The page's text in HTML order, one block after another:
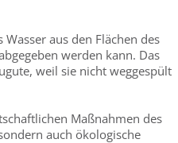
aus den Flächen des
werden kann. Das
weil sie nicht weggespült
Maßnahmen des
auch ökologische